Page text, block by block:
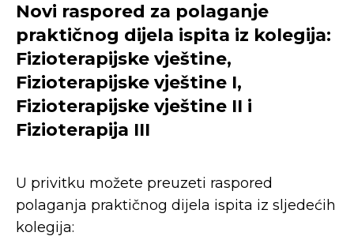
Novi raspored za polaganje
praktičnog dijela ispita iz kolegija:
Fizioterapijske vještine,
Fizioterapijske vještine I,
Fizioterapijske vještine II i
Fizioterapija III
U privitku možete preuzeti raspored
polaganja praktičnog dijela ispita iz sljedećih
kolegija: